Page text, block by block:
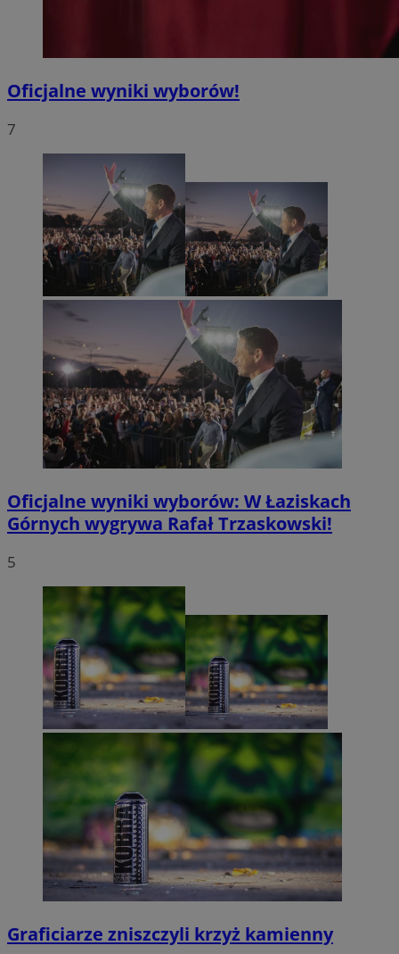
Oficjalne wyniki wyborów!
7
Oficjalne wyniki wyborów: W Łaziskach
Górnych wygrywa Rafał Trzaskowski!
5
Graficiarze zniszczyli krzyż kamienny